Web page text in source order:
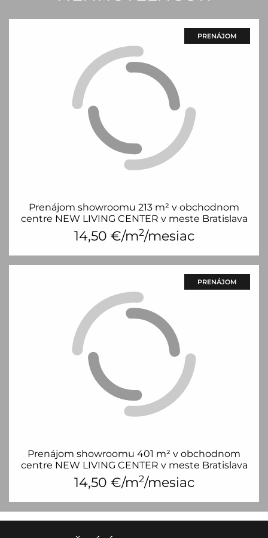
PRENÁJOM
Prenájom showroomu 213 m² v obchodnom
centre NEW LIVING CENTER v meste Bratislava
14,50 €/m2/mesiac
PRENÁJOM
Prenájom showroomu 401 m² v obchodnom
centre NEW LIVING CENTER v meste Bratislava
14,50 €/m2/mesiac